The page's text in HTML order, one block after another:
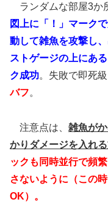
ランダムな部屋3か
図上に「！」マーク
動して雑魚を攻撃し
ストゲージの上にあ
ク成功。失敗で即死級
バフ。
注意点は、 雑魚が
かりダメージを入れ
ックも同時並行で頻
さないように（この
OK）。